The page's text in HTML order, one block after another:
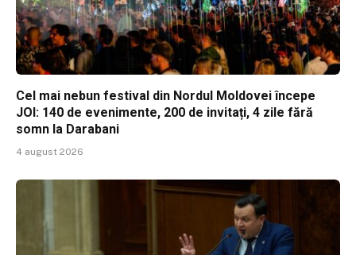
Cel mai nebun festival din Nordul Moldovei începe
JOI: 140 de evenimente, 200 de invitați, 4 zile fără
somn la Darabani
4 august 2026